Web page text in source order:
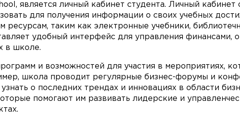
является личный кабинет студента. Личный кабинет
для получения информации о своих учебных
таким как электронные учебники,
удобный интерфейс для управления финансами,
в школе.
и возможностей для участия в мероприятиях,
школа проводит регулярные бизнес-форумы и
о последних трендах и инновациях в области
помогают им развивать лидерские и